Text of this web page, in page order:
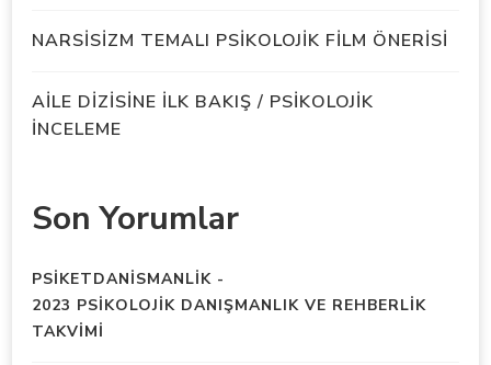
NARSİSİZM TEMALI PSİKOLOJİK FİLM ÖNERİSİ
AİLE DİZİSİNE İLK BAKIŞ / PSİKOLOJİK
İNCELEME
Son Yorumlar
PSIKETDANISMANLIK -
2023 PSİKOLOJİK DANIŞMANLIK VE REHBERLİK
TAKVİMİ